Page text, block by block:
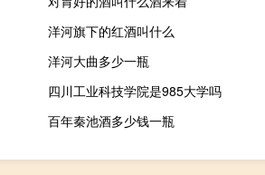
洋河旗下的红酒叫什么
洋河大曲多少一瓶
四川工业科技学院是985大学吗
百年秦池酒多少钱一瓶